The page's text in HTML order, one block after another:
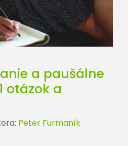
a paušálne
otázok a
Peter Furmaník